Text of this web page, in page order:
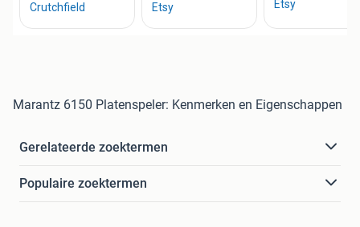
Marantz 6150 Platenspeler: Kenmerken en Eigenschappen
Gerelateerde zoektermen
Populaire zoektermen